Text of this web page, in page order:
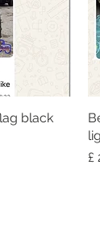
black
£